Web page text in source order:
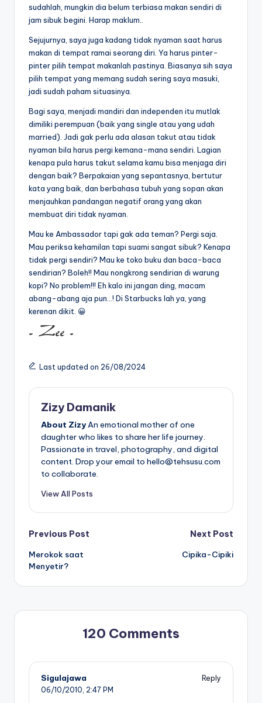
sudahlah, mungkin dia belum terbiasa makan sendiri di
jam sibuk begini. Harap maklum..
Sejujurnya, saya juga kadang tidak nyaman saat harus
makan di tempat ramai seorang diri. Ya harus pinter-
pinter pilih tempat makanlah pastinya. Biasanya sih saya
pilih tempat yang memang sudah sering saya masuki,
jadi sudah paham situasinya.
Bagi saya, menjadi mandiri dan independen itu mutlak
dimiliki perempuan (baik yang single atau yang udah
married). Jadi gak perlu ada alasan takut atau tidak
nyaman bila harus pergi kemana-mana sendiri. Lagian
kenapa pula harus takut selama kamu bisa menjaga diri
dengan baik? Berpakaian yang sepantasnya, bertutur
kata yang baik, dan berbahasa tubuh yang sopan akan
menjauhkan pandangan negatif orang yang akan
membuat diri tidak nyaman.
Mau ke Ambassador tapi gak ada teman? Pergi saja.
Mau periksa kehamilan tapi suami sangat sibuk? Kenapa
tidak pergi sendiri? Mau ke toko buku dan baca-baca
sendirian? Boleh!! Mau nongkrong sendirian di warung
kopi? No problem!!! Eh kalo ini jangan ding, macam
abang-abang aja pun…! Di Starbucks lah ya, yang
kerenan dikit. 😀
Last updated on 26/08/2024
Zizy Damanik
About ZizyAn emotional mother of one
daughter who likes to share her life journey.
Passionate in travel, photography, and digital
content. Drop your email to hello@tehsusu.com
to collaborate.
View All Posts
Post
navigation
Previous Post
Merokok saat
Menyetir?
Next Post
Cipika-Cipiki
120 Comments
Sigulajawa
Reply
06/10/2010, 2:47 PM